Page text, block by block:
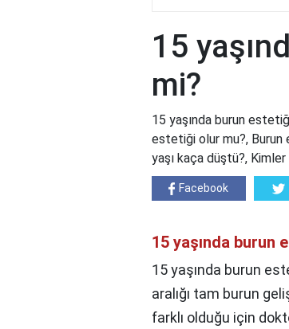
15
mi?
15 yaşında burun
estetiği olur mu?, Burun
yaşı kaça düştü?,
Facebook
15 yaşında burun
15 yaşında burun
aralığı tam burun
farklı olduğu için